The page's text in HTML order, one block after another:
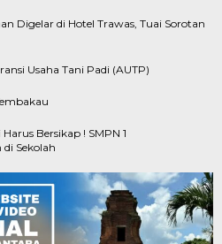
Digelar di Hotel Trawas, Tuai Sorotan
Usaha Tani Padi (AUTP)
Bersikap ! SMPN 1
Sekolah